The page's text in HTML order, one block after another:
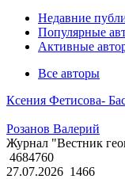
Недавние
Популярные
Активные
Все авторы
Ксения Фетисова-
Розанов Валерий
Журнал "Вестник
4684760
27.07.2026 1466